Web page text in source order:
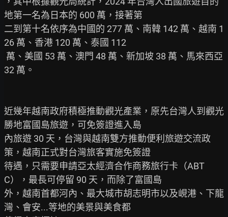
地第一名為日本的 600 萬，接著第
二到第十名依序為中國的 277 萬、南韓 142 萬、越南 1
26 萬、香港 120 萬、泰國 112
32 萬。
近幾年越南政府積極推動觀光產業，原先台灣人到觀光
勝地富國島旅遊，可免簽證進入島
內旅遊 30 天，台灣與越南雙方推動便利旅遊交流政
策，越南正式對台灣旅客實施免簽證
待遇，只需要申請亞太經濟合作商務旅行卡（ABT
C），最長可停留 90 天，而除了富國島
外，越南首都河內、最大城市胡志明市以及峴港、下龍
灣、會安...等地的美景與美食都